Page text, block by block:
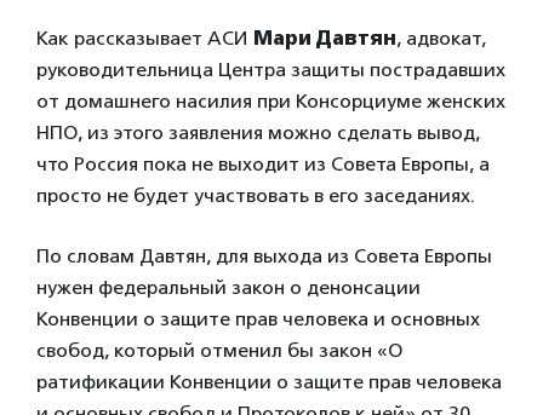
Как рассказывает АСИ Мари Давтян, адвокат,
руководительница Центра защиты пострадавших
от домашнего насилия при Консорциуме женских
НПО, из этого заявления можно сделать вывод,
что Россия пока не выходит из Совета Европы, а
просто не будет участвовать в его заседаниях.
По словам Давтян, для выхода из Совета Европы
нужен федеральный закон о денонсации
Конвенции о защите прав человека и основных
свобод, который отменил бы закон «О
ратификации Конвенции о защите прав человека